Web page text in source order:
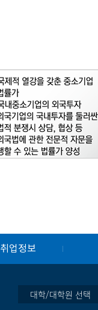
취업정보
대학/대학원 선택